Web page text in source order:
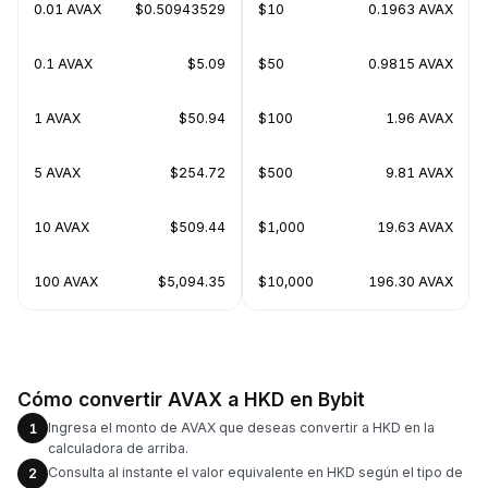
0.01 AVAX $0.50943529
0.1 AVAX $5.09
1 AVAX $50.94
5 AVAX $254.72
10 AVAX $509.44
100 AVAX $5,094.35
$10 0.1963 AVAX
$50 0.9815 AVAX
$100 1.96 AVAX
$500 9.81 AVAX
$1,000 19.63 AVAX
$10,000 196.30 AVAX
Cómo convertir AVAX a HKD en Bybit
1
Ingresa el monto de AVAX que deseas convertir a HKD en la
calculadora de arriba.
2
Consulta al instante el valor equivalente en HKD según el tipo de